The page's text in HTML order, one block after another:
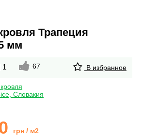
Трапеция
мм
1 67 В избранное
Словакия
грн / м2